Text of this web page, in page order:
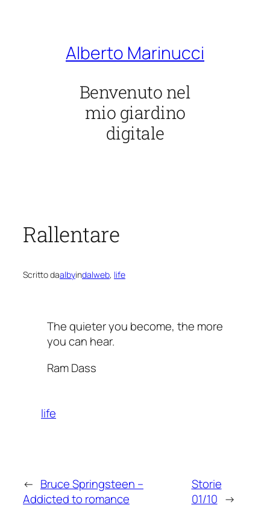
Alberto Marinucci
Benvenuto nel
mio giardino
digitale
Rallentare
Scritto daalbyindalweb, life
The quieter you become, the more
you can hear.
Ram Dass
life
← Bruce Springsteen –
Addicted to romance
Storie
01/10 →